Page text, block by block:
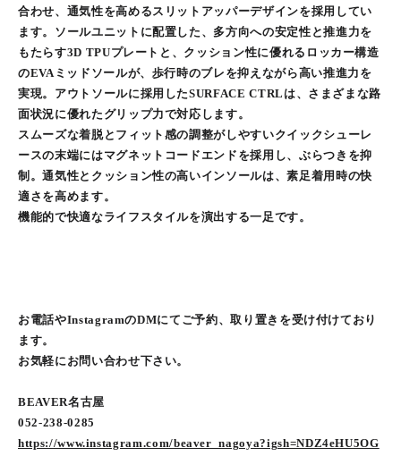
合わせ、通気性を高めるスリットアッパーデザインを採用してい
ます。ソールユニットに配置した、多方向への安定性と推進力を
もたらす3D TPUプレートと、クッション性に優れるロッカー構造
のEVAミッドソールが、歩行時のブレを抑えながら高い推進力を
実現。アウトソールに採用したSURFACE CTRLは、さまざまな路
面状況に優れたグリップ力で対応します。
スムーズな着脱とフィット感の調整がしやすいクイックシューレ
ースの末端にはマグネットコードエンドを採用し、ぶらつきを抑
制。通気性とクッション性の高いインソールは、素足着用時の快
適さを高めます。
機能的で快適なライフスタイルを演出する一足です。
お電話やInstagramのDMにてご予約、取り置きを受け付けており
ます。
お気軽にお問い合わせ下さい。
BEAVER名古屋
052-238-0285
https://www.instagram.com/beaver_nagoya?igsh=NDZ4eHU5OG